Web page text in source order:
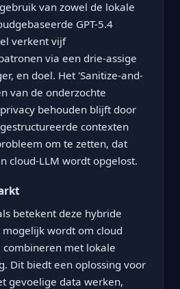
van zowel de lokale
GPT-5.4
verkent vijf
via een drie-assige
en doel. Het 'Sanitize-and-
van de onderzochte
behouden blijft door
contexten
om te zetten, dat
cloud-LLM wordt opgelost.
betekent deze hybride
wordt om cloud
met lokale
Dit biedt een oplossing voor
gevoelige data werken,